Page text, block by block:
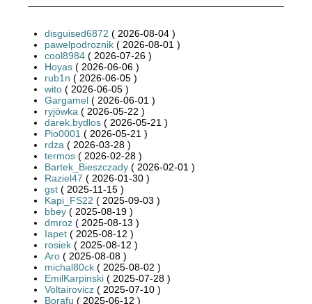
disguised6872 ( 2026-08-04 )
pawelpodroznik ( 2026-08-01 )
cool8984 ( 2026-07-26 )
Hoyas ( 2026-06-06 )
rub1n ( 2026-06-05 )
wito ( 2026-06-05 )
Gargamel ( 2026-06-01 )
ryjówka ( 2026-05-22 )
darek.bydlos ( 2026-05-21 )
Pio0001 ( 2026-05-21 )
rdza ( 2026-03-28 )
termos ( 2026-02-28 )
Bartek_Bieszczady ( 2026-02-01 )
Raziel47 ( 2026-01-30 )
gst ( 2025-11-15 )
Kapi_FS22 ( 2025-09-03 )
bbey ( 2025-08-19 )
dmroz ( 2025-08-13 )
Iapet ( 2025-08-12 )
rosiek ( 2025-08-12 )
Aro ( 2025-08-08 )
michal80ck ( 2025-08-02 )
EmilKarpinski ( 2025-07-28 )
Voltairovicz ( 2025-07-10 )
Borafu ( 2025-06-12 )